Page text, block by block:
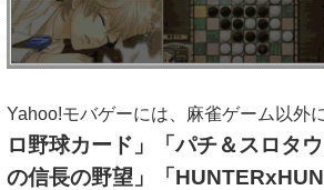
Yahoo!モバゲーには、麻雀ゲーム以外
ロ野球カード」「パチ＆スロタ
の信長の野望」「